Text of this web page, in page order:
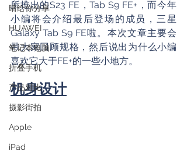
晴给你分享
HUAWEI
笔记本电脑
折叠手机
产品对比
摄影街拍
Apple
iPad
所推出的S23 FE，Tab S9 FE+，而今年
小编将会介绍最后登场的成员，三星
Galaxy Tab S9 FE啦。本次文章主要会
带大家回顾规格，然后说出为什么小编
喜欢它大于FE+的一些小地方。
机身设计